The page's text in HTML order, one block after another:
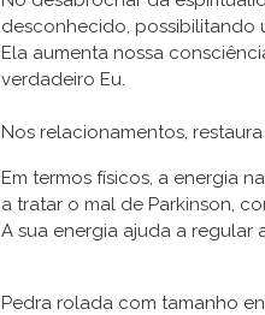
desconhecido, possibilitando
Ela aumenta nossa
verdadeiro Eu.
Nos relacionamentos,
Em termos físicos, a energia
a tratar o mal de Parkinson,
A sua energia ajuda a regular
Pedra rolada com tamanho